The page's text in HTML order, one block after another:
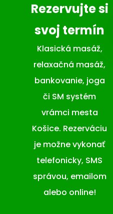
Rezervujte si
svoj termín
Klasická masáž,
relaxačná masáž,
bankovanie, joga
či SM systém
vrámci mesta
Košice. Rezerváciu
je možne vykonať
telefonicky, SMS
správou, emailom
alebo online!